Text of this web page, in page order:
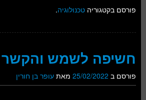
פורסם בקטגוריה טכנולוגיה.
חשיפה לשמש והקשר
פורסם ב 25/02/2022 מאת עופר בן חורין